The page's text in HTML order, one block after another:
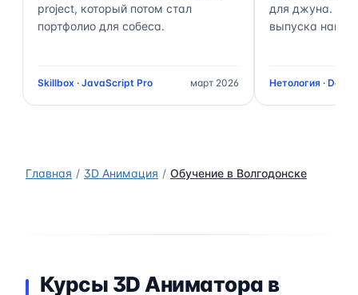
project, который потом стал
портфолио для собеса.
Skillbox · JavaScript Pro март 2026
для джуна.
выпуска нашёл
Нетология · Data
Главная 3D Анимация Обучение в Волгодонске
Курсы 3D Аниматора в